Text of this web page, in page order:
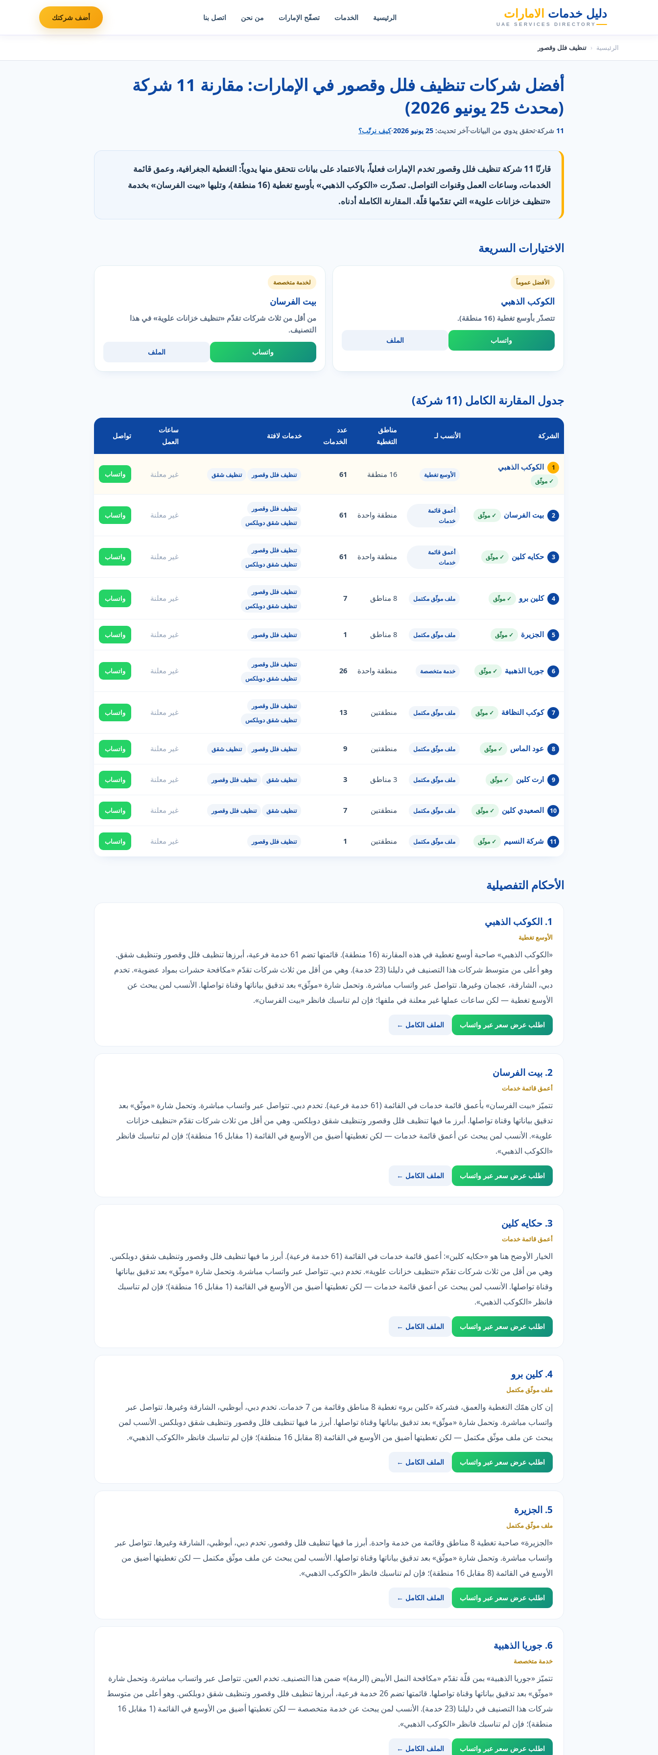
دليل خدمات الامارات
UAE SERVICES DIRECTORY
الرئيسية الخدمات تصفّح الإمارات من نحن اتصل بنا أضف شركتك
الرئيسية ‹ تنظيف فلل وقصور
أفضل شركات تنظيف فلل وقصور في الإمارات: مقارنة 11 شركة
(محدث 25 يونيو 2026)
11 شركة·تحقق يدوي من البيانات·آخر تحديث: 25 يونيو 2026 ·كيف نرتّب؟
قارنّا 11 شركة تنظيف فلل وقصور تخدم الإمارات فعلياً، بالاعتماد على بيانات نتحقق منها يدوياً: التغطية الجغرافية، وعمق قائمة
الخدمات، وساعات العمل وقنوات التواصل. تصدّرت «الكوكب الذهبي» بأوسع تغطية (16 منطقة)، وتليها «بيت الفرسان» بخدمة
«تنظيف خزانات علوية» التي تقدّمها قلّة. المقارنة الكاملة أدناه.
الاختيارات السريعة
الأفضل عموماً
الكوكب الذهبي
تتصدّر بأوسع تغطية (16 منطقة).
واتساب الملف
لخدمة متخصصة
بيت الفرسان
من أقل من ثلاث شركات تقدّم «تنظيف خزانات علوية» في هذا
التصنيف.
واتساب الملف
جدول المقارنة الكامل (11 شركة)
الشركة الأنسب لـ
مناطق
التغطية
عدد
الخدمات
خدمات لافتة
ساعات
العمل
تواصل
1 الكوكب الذهبي
✓ موثّق
الأوسع تغطية 16 منطقة 61 تنظيف فلل وقصور تنظيف شقق غير معلنة واتساب
2 بيت الفرسان ✓ موثّق
أعمق قائمة
خدمات
منطقة واحدة 61
تنظيف فلل وقصور
تنظيف شقق دوبلكس
غير معلنة واتساب
3 حكايه كلين ✓ موثّق
أعمق قائمة
خدمات
منطقة واحدة 61
تنظيف فلل وقصور
تنظيف شقق دوبلكس
غير معلنة واتساب
4 كلين برو ✓ موثّق ملف موثّق مكتمل 8 مناطق 7
تنظيف فلل وقصور
تنظيف شقق دوبلكس
غير معلنة واتساب
5 الجزيرة ✓ موثّق ملف موثّق مكتمل 8 مناطق 1 تنظيف فلل وقصور غير معلنة واتساب
6 جوريا الذهبية ✓ موثّق خدمة متخصصة منطقة واحدة 26
تنظيف فلل وقصور
تنظيف شقق دوبلكس
غير معلنة واتساب
7 كوكب النظافة ✓ موثّق ملف موثّق مكتمل منطقتين 13
تنظيف فلل وقصور
تنظيف شقق دوبلكس
غير معلنة واتساب
8 عود الماس ✓ موثّق ملف موثّق مكتمل منطقتين 9 تنظيف فلل وقصور تنظيف شقق غير معلنة واتساب
9 ارت كلين ✓ موثّق ملف موثّق مكتمل 3 مناطق 3 تنظيف شقق تنظيف فلل وقصور غير معلنة واتساب
10 الصعيدي كلين ✓ موثّق ملف موثّق مكتمل منطقتين 7 تنظيف شقق تنظيف فلل وقصور غير معلنة واتساب
11 شركة النسيم ✓ موثّق ملف موثّق مكتمل منطقتين 1 تنظيف فلل وقصور غير معلنة واتساب
الأحكام التفصيلية
1. الكوكب الذهبي
الأوسع تغطية
«الكوكب الذهبي» صاحبة أوسع تغطية في هذه المقارنة (16 منطقة). قائمتها تضم 61 خدمة فرعية، أبرزها تنظيف فلل وقصور وتنظيف شقق.
وهو أعلى من متوسط شركات هذا التصنيف في دليلنا (23 خدمة). وهي من أقل من ثلاث شركات تقدّم «مكافحة حشرات بمواد عضوية». تخدم
دبي، الشارقة، عجمان وغيرها. تتواصل عبر واتساب مباشرة. وتحمل شارة «موثّق» بعد تدقيق بياناتها وقناة تواصلها. الأنسب لمن يبحث عن
الأوسع تغطية — لكن ساعات عملها غير معلنة في ملفها؛ فإن لم تناسبك فانظر «بيت الفرسان».
اطلب عرض سعر عبر واتساب الملف الكامل ←
2. بيت الفرسان
أعمق قائمة خدمات
تتميّز «بيت الفرسان» بأعمق قائمة خدمات في القائمة (61 خدمة فرعية). تخدم دبي. تتواصل عبر واتساب مباشرة. وتحمل شارة «موثّق» بعد
تدقيق بياناتها وقناة تواصلها. أبرز ما فيها تنظيف فلل وقصور وتنظيف شقق دوبلكس. وهي من أقل من ثلاث شركات تقدّم «تنظيف خزانات
علوية». الأنسب لمن يبحث عن أعمق قائمة خدمات — لكن تغطيتها أضيق من الأوسع في القائمة (1 مقابل 16 منطقة)؛ فإن لم تناسبك فانظر
«الكوكب الذهبي».
اطلب عرض سعر عبر واتساب الملف الكامل ←
3. حكايه كلين
أعمق قائمة خدمات
الخيار الأوضح هنا هو «حكايه كلين»: أعمق قائمة خدمات في القائمة (61 خدمة فرعية). أبرز ما فيها تنظيف فلل وقصور وتنظيف شقق دوبلكس.
وهي من أقل من ثلاث شركات تقدّم «تنظيف خزانات علوية». تخدم دبي. تتواصل عبر واتساب مباشرة. وتحمل شارة «موثّق» بعد تدقيق بياناتها
وقناة تواصلها. الأنسب لمن يبحث عن أعمق قائمة خدمات — لكن تغطيتها أضيق من الأوسع في القائمة (1 مقابل 16 منطقة)؛ فإن لم تناسبك
فانظر «الكوكب الذهبي».
اطلب عرض سعر عبر واتساب الملف الكامل ←
4. كلين برو
ملف موثّق مكتمل
إن كان همّك التغطية والعمق، فشركة «كلين برو» تغطية 8 مناطق وقائمة من 7 خدمات. تخدم دبي، أبوظبي، الشارقة وغيرها. تتواصل عبر
واتساب مباشرة. وتحمل شارة «موثّق» بعد تدقيق بياناتها وقناة تواصلها. أبرز ما فيها تنظيف فلل وقصور وتنظيف شقق دوبلكس. الأنسب لمن
يبحث عن ملف موثّق مكتمل — لكن تغطيتها أضيق من الأوسع في القائمة (8 مقابل 16 منطقة)؛ فإن لم تناسبك فانظر «الكوكب الذهبي».
اطلب عرض سعر عبر واتساب الملف الكامل ←
5. الجزيرة
ملف موثّق مكتمل
«الجزيرة» صاحبة تغطية 8 مناطق وقائمة من خدمة واحدة. أبرز ما فيها تنظيف فلل وقصور. تخدم دبي، أبوظبي، الشارقة وغيرها. تتواصل عبر
واتساب مباشرة. وتحمل شارة «موثّق» بعد تدقيق بياناتها وقناة تواصلها. الأنسب لمن يبحث عن ملف موثّق مكتمل — لكن تغطيتها أضيق من
الأوسع في القائمة (8 مقابل 16 منطقة)؛ فإن لم تناسبك فانظر «الكوكب الذهبي».
اطلب عرض سعر عبر واتساب الملف الكامل ←
6. جوريا الذهبية
خدمة متخصصة
تتميّز «جوريا الذهبية» بمن قلّة تقدّم «مكافحة النمل الأبيض (الرمة)» ضمن هذا التصنيف. تخدم العين. تتواصل عبر واتساب مباشرة. وتحمل شارة
«موثّق» بعد تدقيق بياناتها وقناة تواصلها. قائمتها تضم 26 خدمة فرعية، أبرزها تنظيف فلل وقصور وتنظيف شقق دوبلكس. وهو أعلى من متوسط
شركات هذا التصنيف في دليلنا (23 خدمة). الأنسب لمن يبحث عن خدمة متخصصة — لكن تغطيتها أضيق من الأوسع في القائمة (1 مقابل 16
منطقة)؛ فإن لم تناسبك فانظر «الكوكب الذهبي».
اطلب عرض سعر عبر واتساب الملف الكامل ←